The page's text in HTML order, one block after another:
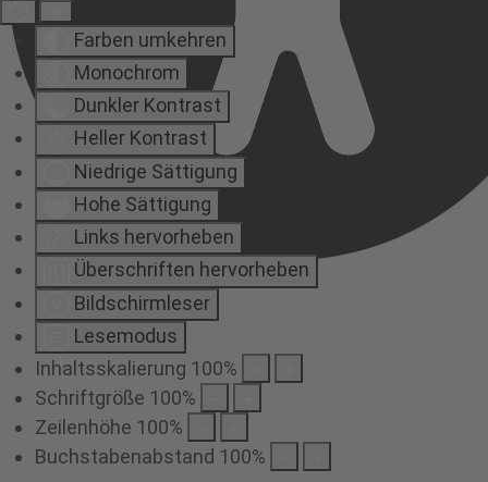
Farben umkehren
Monochrom
Dunkler Kontrast
Heller Kontrast
Niedrige Sättigung
Hohe Sättigung
Links hervorheben
Überschriften hervorheben
Bildschirmleser
Lesemodus
Inhaltsskalierung 100%
Schriftgröße 100%
Zeilenhöhe 100%
Buchstabenabstand 100%